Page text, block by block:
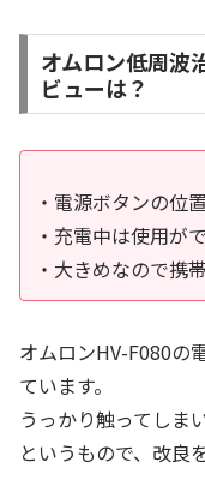
オムロン低周波
ビューは？
・電源ボタンの位
・充電中は使用が
・大きめなので携
オムロンHV-F080の
ています。
うっかり触ってしま
というもので、改良